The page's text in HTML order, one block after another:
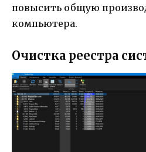
повысить общую
компьютера.
Очистка реестра